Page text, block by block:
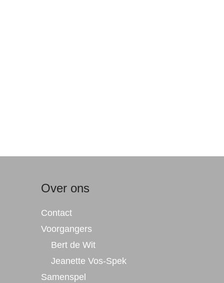
Over ons
Contact
Voorgangers
Bert de Wit
Jeanette Vos-Spek
Samenspel